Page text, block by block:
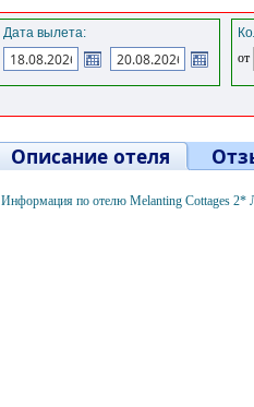
Дата вылета:
от
Описание отеля
Информация по отелю Melanting Cottages 2*